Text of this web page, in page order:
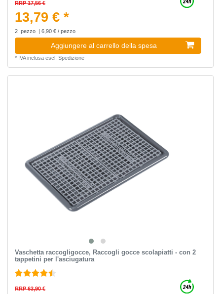
RRP 17,56 €
13,79 € *
2 pezzo | 6,90 € / pezzo
Aggiungere al carrello della spesa
* IVA inclusaescl. Spedizione
Vaschetta raccogligocce, Raccogli gocce scolapiatti - con 2
tappetini per l'asciugatura
RRP 63,90 €